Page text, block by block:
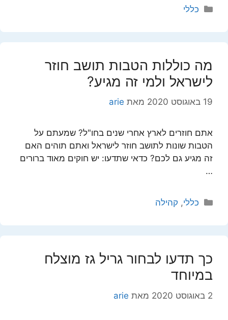
קטגוריות
כללי
מה כוללות הטבות תושב חוזר
לישראל ולמי זה מגיע?
19 באוגוסט 2020 מאת arie
אתם חוזרים לארץ אחרי שנים בחו"ל? שמעתם על
הטבות שונות לתושב חוזר לישראל ואתם תוהים האם
זה מגיע גם לכם? כדאי שתדעו: יש חוקים מאוד ברורים
…
קטגוריות
כללי, קהילה
כך תדעו לבחור גריל גז מוצלח
במיוחד
2 באוגוסט 2020 מאת arie